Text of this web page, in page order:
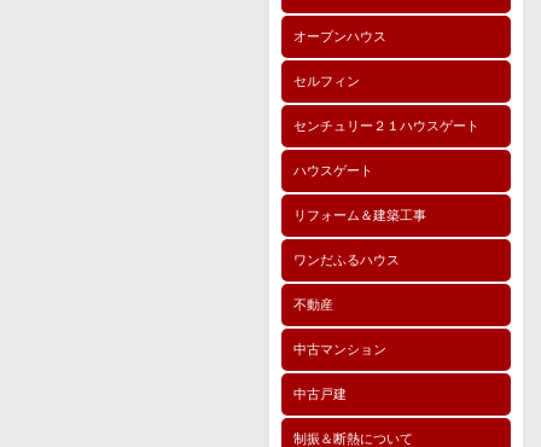
オープンハウス
セルフィン
センチュリー２１ハウスゲート
ハウスゲート
リフォーム＆建築工事
ワンだふるハウス
不動産
中古マンション
中古戸建
制振＆断熱について